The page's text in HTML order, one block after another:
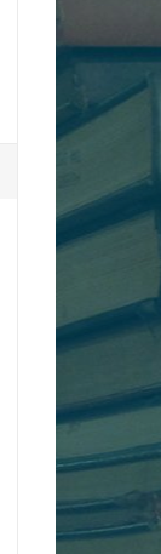
Gold Mining
Nevada